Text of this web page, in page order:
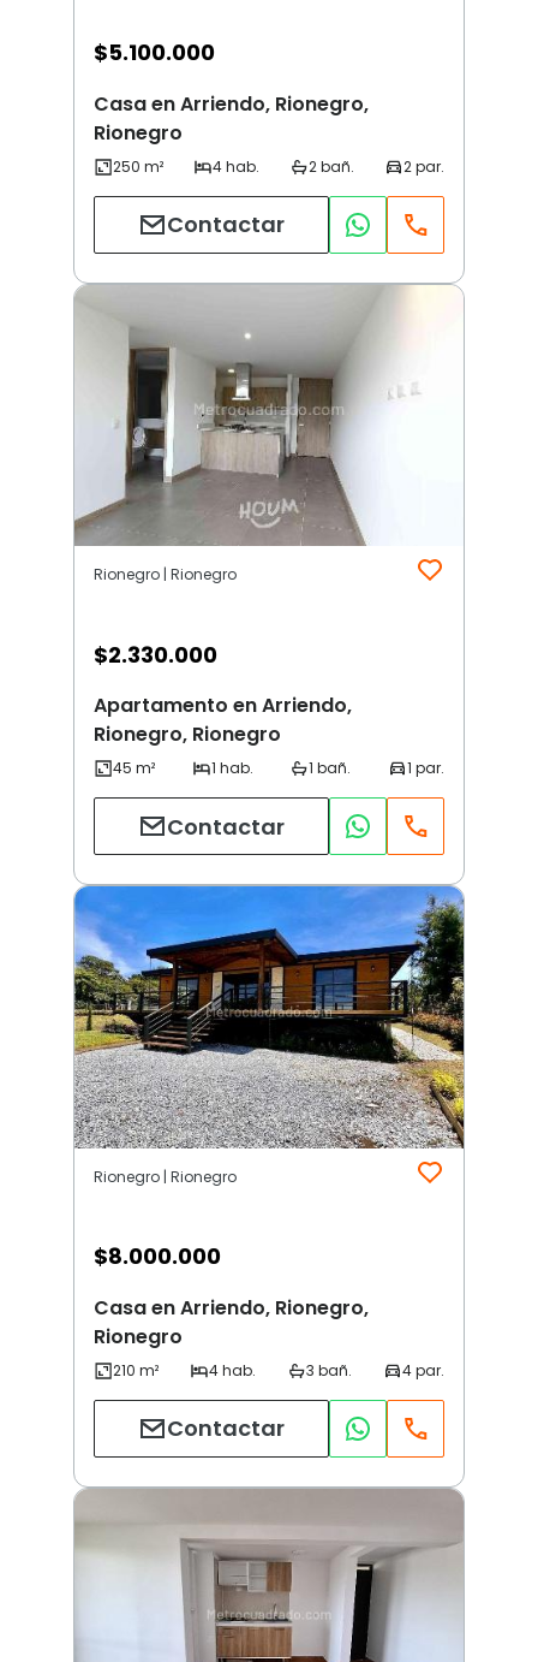
$5.100.000
Casa en Arriendo, Rionegro,
Rionegro
Contactar
Rionegro | Rionegro
$2.330.000
Apartamento en Arriendo,
Rionegro, Rionegro
Contactar
Rionegro | Rionegro
$8.000.000
Casa en Arriendo, Rionegro,
Rionegro
Contactar